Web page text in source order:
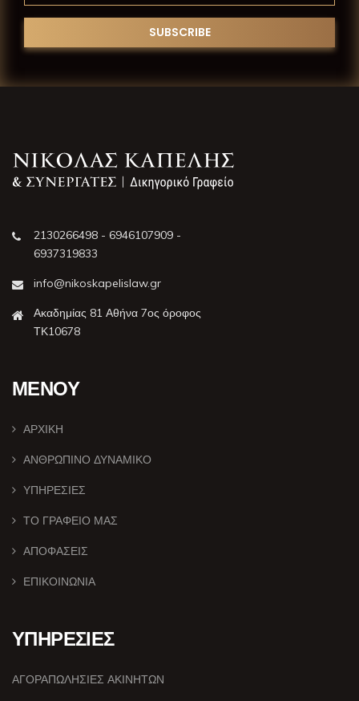
2130266498 - 6946107909 -
6937319833
info@nikoskapelislaw.gr
Ακαδημίας 81 Αθήνα 7ος όροφος
ΤΚ10678
ΜΕΝΟΥ
ΑΡΧΙΚΗ
ΑΝΘΡΩΠΙΝΟ ΔΥΝΑΜΙΚΟ
ΥΠΗΡΕΣΙΕΣ
ΤΟ ΓΡΑΦΕΙΟ ΜΑΣ
ΑΠΟΦΑΣΕΙΣ
ΕΠΙΚΟΙΝΩΝΙΑ
ΥΠΗΡΕΣΙΕΣ
ΑΓΟΡΑΠΩΛΗΣΙΕΣ ΑΚΙΝΗΤΩΝ